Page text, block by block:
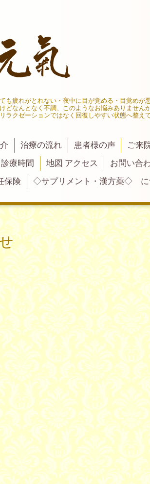
疲れがとれない・夜中に目が覚める・目覚めが
なんとなく不調、このようなお悩みありません
クゼーションではなく回復しやすい状態へ整え
治療の流れ 患者様の声
ご来
診療時間 地図 アクセス
お問い合
保険 ◇サプリメント・漢方薬◇ に